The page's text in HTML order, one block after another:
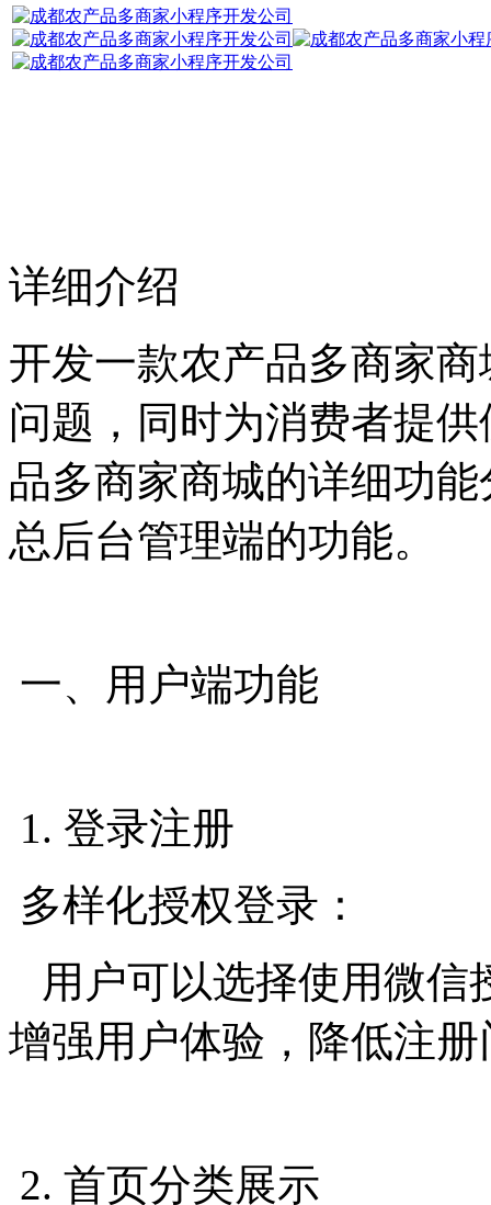
详细介绍
开发一款农产品多商家
问题，同时为消费者提
品多商家商城的详细功
总后台管理端的功能。
一、用户端功能
1. 登录注册
多样化授权登录：
用户可以选择使用微信
增强用户体验，降低注册
2. 首页分类展示